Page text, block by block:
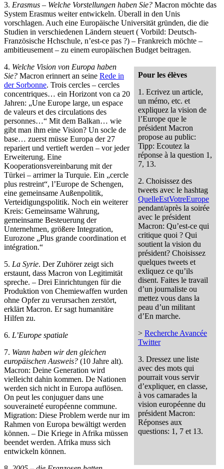
3. Erasmus – Welche Vorstellungen haben Sie? Macron möchte das
System Erasmus weiter entwickeln. Überall in den Unis
vorschlagen. Auch eine Europäische Universität gründen, die die
Studien in verschiedenen Ländern steuert ( Vorbild: Deutsch-
Französische Hchschule, n’est-ce pas ?) – Frankreich möchte –
ambitieusement – zu einem europäischen Budget beitragen.
Pour les élèves
1. Ecrivez un article,
un mémo, etc. et
expliquez la vision de
l’Europe que le
président Macron
propose au public:
Tipp: Ecoutez la
réponse à la question 1,
7, 13.
2. Choisissez des
tweets avec le hashtag
QuelleEstVotreEurope
pendant/après la soirée
avec le président
Macron: Qu’est-ce qui
critique quoi ? Qui
soutient la vision du
président? Choisissez
quelques tweets et
exliquez ce qu’ils
disent. Faites le travail
d’un journaliste ou
mettez vous dans la
peau d’un militant
d’En marche.
> Recherche Avancée
Twitter
3. Dressez une liste
avec des mots qui
pourrait vous servir
d’expliquer, en classe,
à vos camarades la
vision européenne du
président Macron:
Réponses aux
questions: 1, 7 et 13.
4. Welche Vision von Europa haben
Sie? Macron erinnert an seine Rede in
der Sorbonne. Trois cercles – cercles
concentriques… ein Horizont von ca 20
Jahren: „Une Europe large, un espace
de valeurs et des circulations des
personnes…“ Mit dem Balkan… wie
gibt man ihm eine Vision? Un socle de
base… zuerst müsse Europa der 27
repariert und vertieft werden – vor jeder
Erweiterung. Eine
Kooperationsvereinbarung mit der
Türkei – arrimer la Turquie. Ein „cercle
plus restreint“, l’Europe de Schengen,
eine gemeinsame Außenpolitik,
Verteidigungspolitik. Noch ein weiterer
Kreis: Gemeinsame Währung,
gemeinsame Besteuerung der
Unternehmen, größere Integration,
Eurozone „Plus grande coordination et
intégration.“
5. La Syrie. Der Zuhörer zeigt sich
erstaunt, dass Macron von Legitimität
spreche. – Drei Einrichtungen für die
Produktion von Chemiewaffen wurden
ohne Opfer zu verursachen zerstört,
erklärt Macron. Er sagt humanitäre
Hilfen zu.
6. L’Europe spatiale
7. Wann haben wir den gleichen
europäischen Ausweis? (10 Jahre alt).
Macron: Deine Generation wird
vielleicht dahin kommen. De Nationen
werden sich nicht in Europa auflösen.
On peut les conjuguer dans une
souveraineté européenne commune.
Migration: Diese Problem werde nur im
Rahmen von Europa bewältigt werden
können. – Die Kriege in Afrika müssen
beendet werden. Afrika muss sich
entwickeln können.